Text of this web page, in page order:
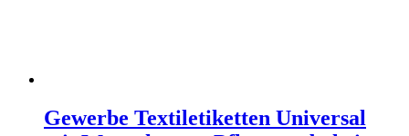
Gewerbe Textiletiketten Universal